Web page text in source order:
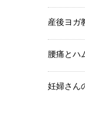
産後ヨガ
腰痛とハ
妊婦さん